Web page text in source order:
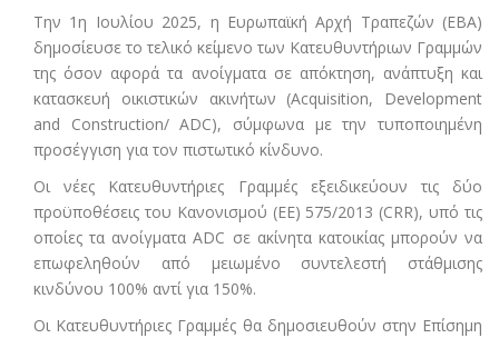
Την 1η Ιουλίου 2025, η Ευρωπαϊκή Αρχή Τραπεζών (ΕΒΑ)
δημοσίευσε το τελικό κείμενο των Κατευθυντήριων Γραμμών
της όσον αφορά τα ανοίγματα σε απόκτηση, ανάπτυξη και
κατασκευή οικιστικών ακινήτων (Acquisition, Development
and Construction/ ADC), σύμφωνα με την τυποποιημένη
προσέγγιση για τον πιστωτικό κίνδυνο.
Οι νέες Κατευθυντήριες Γραμμές εξειδικεύουν τις δύο
προϋποθέσεις του Κανονισμού (ΕΕ) 575/2013 (CRR), υπό τις
οποίες τα ανοίγματα ADC σε ακίνητα κατοικίας μπορούν να
επωφεληθούν από μειωμένο συντελεστή στάθμισης
κινδύνου 100% αντί για 150%.
Οι Κατευθυντήριες Γραμμές θα δημοσιευθούν στην Επίσημη